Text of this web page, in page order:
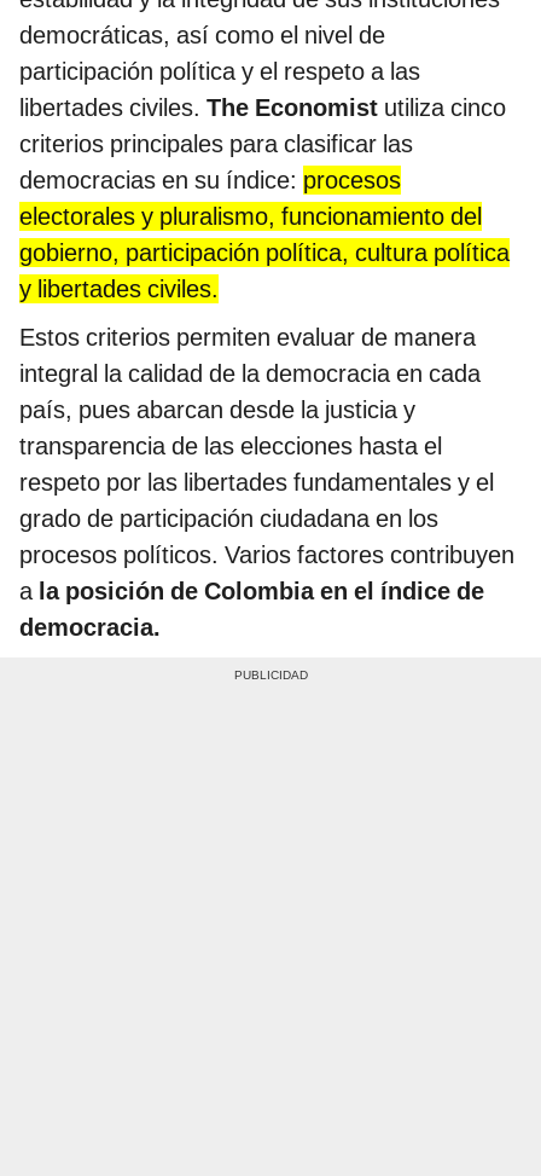
democráticas, así como el nivel de
participación política y el respeto a las
libertades civiles. The Economist utiliza cinco
criterios principales para clasificar las
democracias en su índice: procesos
electorales y pluralismo, funcionamiento del
gobierno, participación política, cultura política
y libertades civiles.
Estos criterios permiten evaluar de manera
integral la calidad de la democracia en cada
país, pues abarcan desde la justicia y
transparencia de las elecciones hasta el
respeto por las libertades fundamentales y el
grado de participación ciudadana en los
procesos políticos. Varios factores contribuyen
a la posición de Colombia en el índice de
democracia.